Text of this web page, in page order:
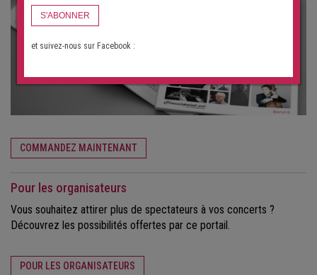
COMMANDEZ MAINTENANT
Pour les organisateurs
Vous souhaitez attirer plus de spectateurs à vos concerts ?
Découvrez les possibilités offertes par ce portail.
POUR LES ORGANISATEURS
S'ABONNER
et suivez-nous sur Facebook :